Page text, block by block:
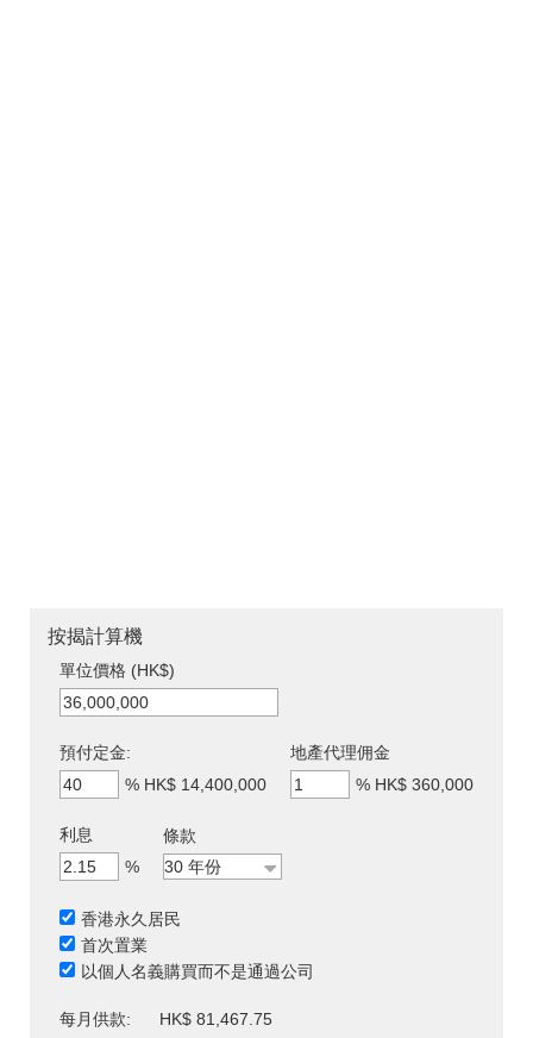
按揭計算機
單位價格 (HK$)
預付定金:
% HK$ 14,400,000
地產代理佣金
% HK$ 360,000
利息
%
條款
香港永久居民
首次置業
以個人名義購買而不是通過公司
每月供款:
HK$ 81,467.75